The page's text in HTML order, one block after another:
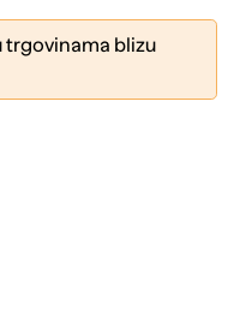
trgovinama blizu